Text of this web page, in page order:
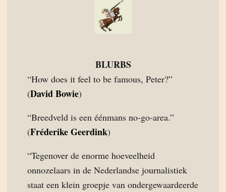
BLURBS
“How does it feel to be famous, Peter?”
(David Bowie)
“Breedveld is een éénmans no-go-area.”
(Fréderike Geerdink)
“Tegenover de enorme hoeveelheid
onnozelaars in de Nederlandse journalistiek
staat een klein groepje van ondergewaardeerde